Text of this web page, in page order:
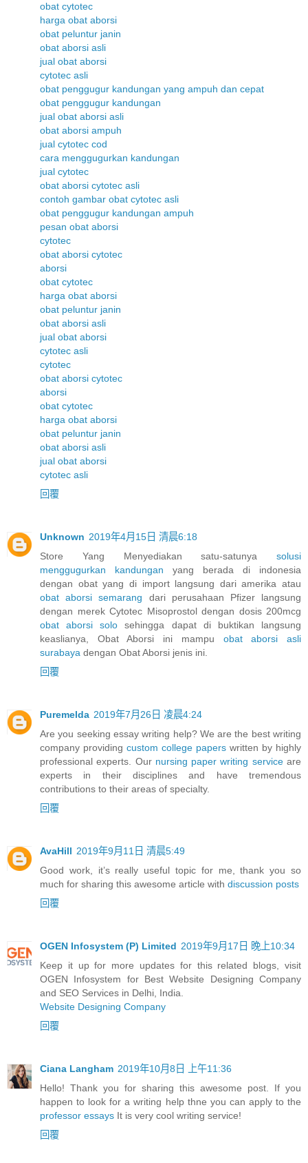
obat cytotec
harga obat aborsi
obat peluntur janin
obat aborsi asli
jual obat aborsi
cytotec asli
obat penggugur kandungan yang ampuh dan cepat
obat penggugur kandungan
jual obat aborsi asli
obat aborsi ampuh
jual cytotec cod
cara menggugurkan kandungan
jual cytotec
obat aborsi cytotec asli
contoh gambar obat cytotec asli
obat penggugur kandungan ampuh
pesan obat aborsi
cytotec
obat aborsi cytotec
aborsi
obat cytotec
harga obat aborsi
obat peluntur janin
obat aborsi asli
jual obat aborsi
cytotec asli
cytotec
obat aborsi cytotec
aborsi
obat cytotec
harga obat aborsi
obat peluntur janin
obat aborsi asli
jual obat aborsi
cytotec asli
回覆
Unknown 2019年4月15日 清晨6:18
Store Yang Menyediakan satu-satunya solusi
menggugurkan kandungan yang berada di indonesia
dengan obat yang di import langsung dari amerika atau
obat aborsi semarang dari perusahaan Pfizer langsung
dengan merek Cytotec Misoprostol dengan dosis 200mcg
obat aborsi solo sehingga dapat di buktikan langsung
keaslianya, Obat Aborsi ini mampu obat aborsi asli
surabaya dengan Obat Aborsi jenis ini.
回覆
Puremelda 2019年7月26日 凌晨4:24
Are you seeking essay writing help? We are the best writing
company providing custom college papers written by highly
professional experts. Our nursing paper writing serviceare
experts in their disciplines and have tremendous
contributions to their areas of specialty.
回覆
AvaHill 2019年9月11日 清晨5:49
Good work, it’s really useful topic for me, thank you so
much for sharing this awesome article with discussion posts
回覆
OGEN Infosystem (P) Limited 2019年9月17日 晚上10:34
Keep it up for more updates for this related blogs, visit
OGEN Infosystem for Best Website Designing Company
and SEO Services in Delhi, India.
Website Designing Company
回覆
Ciana Langham 2019年10月8日 上午11:36
Hello! Thank you for sharing this awesome post. If you
happen to look for a writing help thne you can apply to the
professor essays It is very cool writing service!
回覆